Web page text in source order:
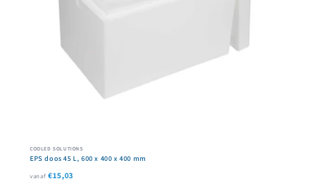
COOLED SOLUTIONS
EPS doos 45 L, 600 x 400 x 400 mm
vanaf €15,03